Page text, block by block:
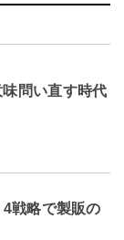
問い直す時代
戦略で製販の